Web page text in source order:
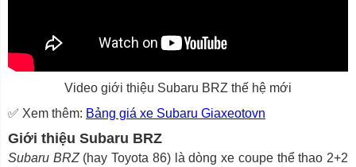
Video giới thiệu Subaru BRZ thế hệ mới
✅ Xem thêm: Bảng giá xe Subaru Giaxeotovn
Giới thiệu Subaru BRZ
Subaru BRZ (hay Toyota 86) là dòng xe coupe thể thao 2+2